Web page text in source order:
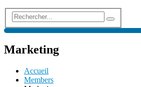
Marketing
Accueil
Members